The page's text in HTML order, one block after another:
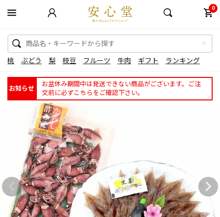
0
桃 ぶどう 梨 枝豆 フルーツ 牛肉 ギフト ランキング
お知らせ
お盆休み期間中は発送できない商品がございます。ご注
文前に必ずこちらをご確認下さい。